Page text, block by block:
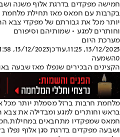
חמישה מפקדים בדרגת אלוף משנה
בקרבות עם חמאס מאז תחילת
יותר מכל את גבורתם של מפקדי צבא
וחותרים למגע • שמותיהם וסיפורם
מערכת היום
13/12/2023, 11:25
,עודכן13/12/2023, 11:58
0השמעה
הקצינים הבכירים שנפלו מאז שבעה
מלחמת חרבות ברזל מסמלת יותר מכל
בראש וחותרים למגע ומבדילה את צבא
חמאס שמפקדיו מתחבאים במחילות.
ושבעה מפקדים בדרגת סגן אלוף